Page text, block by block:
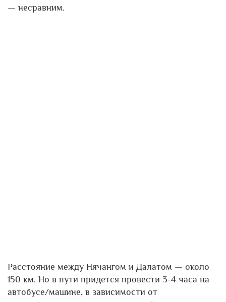
— несравним.
Расстояние между Нячангом и Далатом — около
150 км. Но в пути придется провести 3-4 часа на
автобусе/машине, в зависимости от